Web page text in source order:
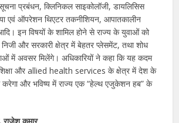
सूचना प्रबंधन, क्लिनिकल साइकोलॉजी, डायलिसिस
एवं ऑपरेशन थिएटर तकनीशियन, आपातकालीन
इन विषयों के शामिल होने से राज्य के युवाओं को
और सरकारी क्षेत्र में बेहतर प्लेसमेंट, तथा शोध
में अवसर मिलेंगे। अधिकारियों ने कहा कि यह कदम
शिक्षा और allied health services के क्षेत्र में देश के
करेगा और भविष्य में राज्य एक “हेल्थ एजुकेशन हब” के